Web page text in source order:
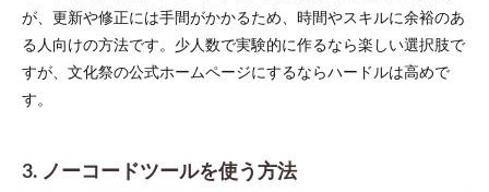
が、更新や修正には手間がかかるため、時間やスキルに余裕のあ
る人向けの方法です。少人数で実験的に作るなら楽しい選択肢で
すが、文化祭の公式ホームページにするならハードルは高めで
す。
3. ノーコードツールを使う方法